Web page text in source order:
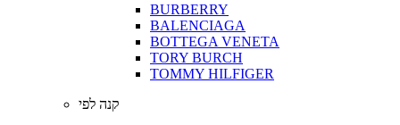
BURBERRY
BALENCIAGA
BOTTEGA VENETA
TORY BURCH
TOMMY HILFIGER
קנה לפי